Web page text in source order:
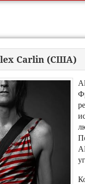
Carlin (США)